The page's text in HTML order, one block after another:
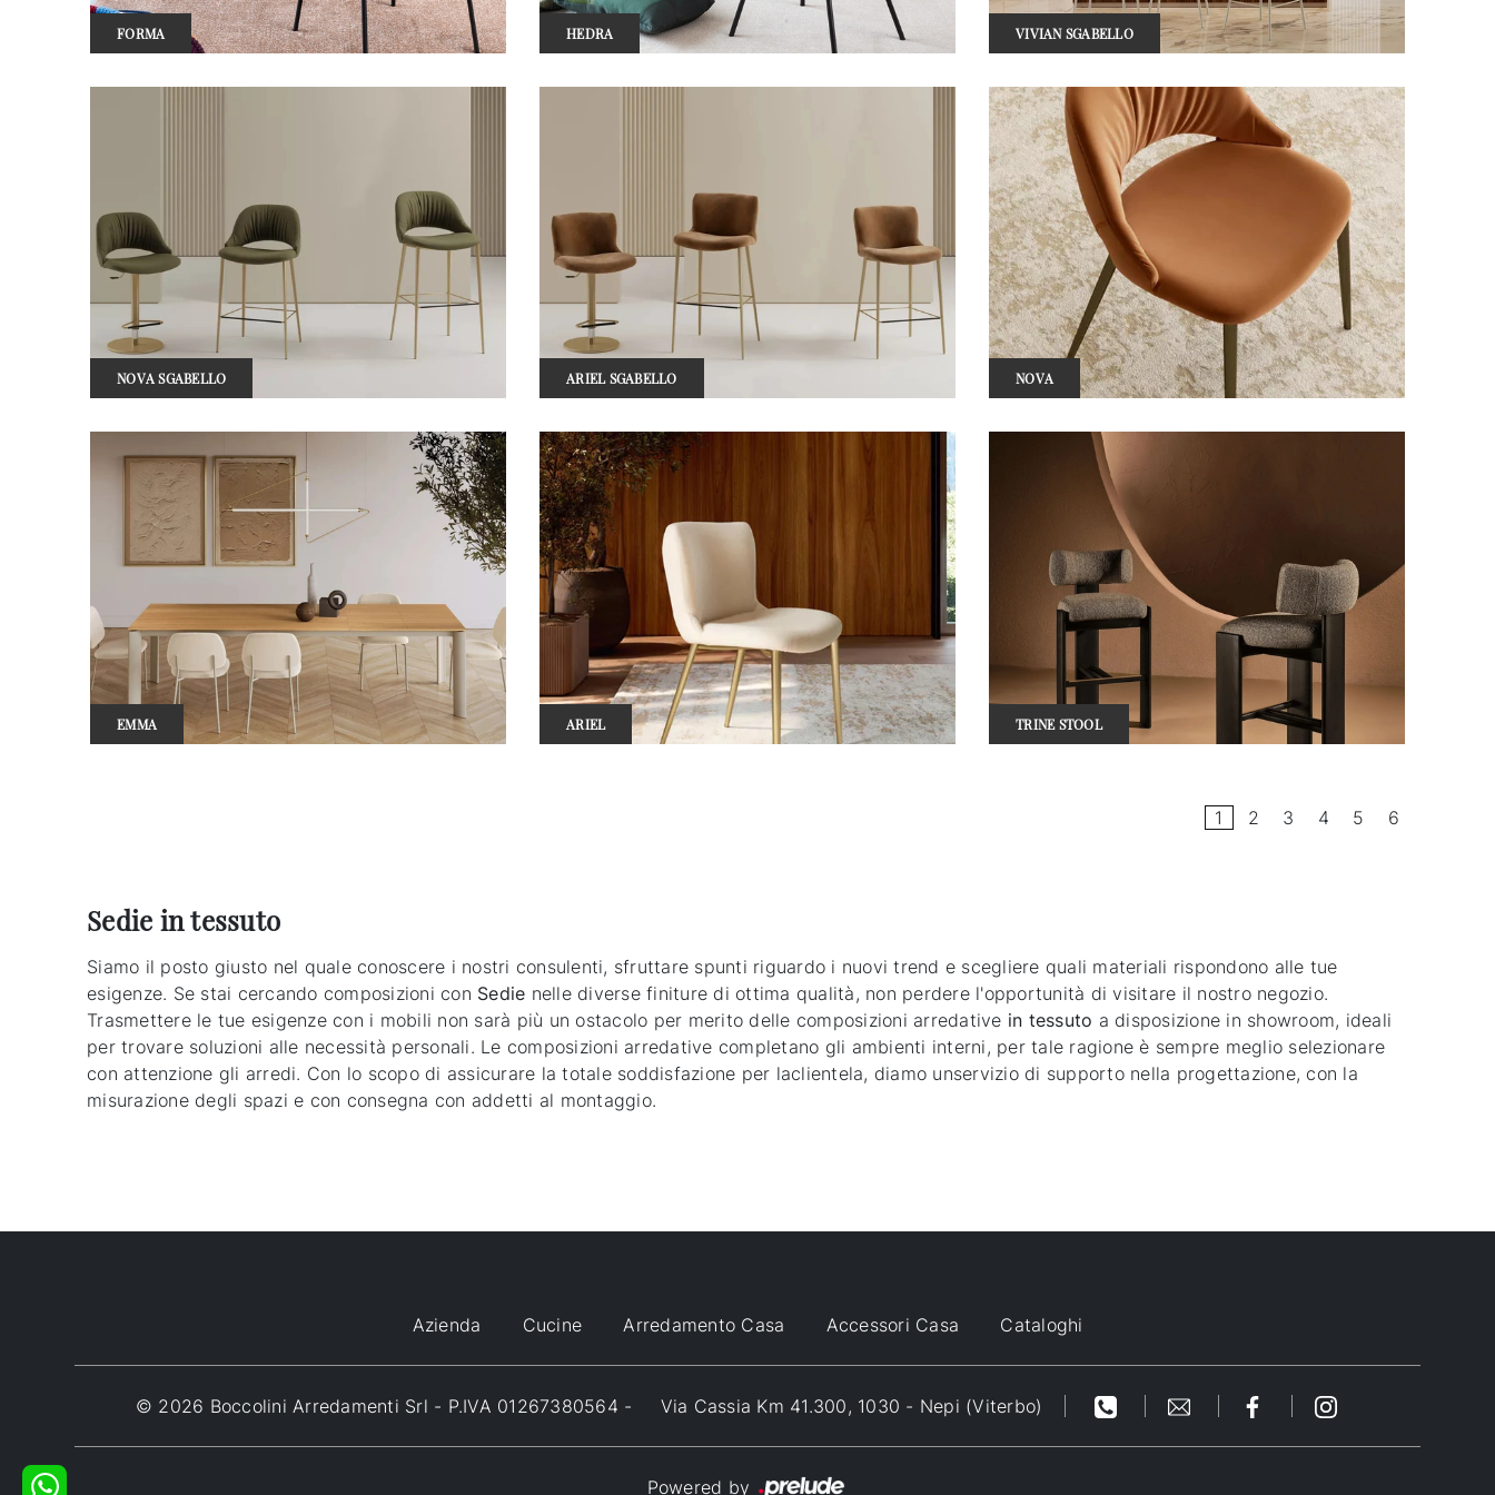
FORMA HEDRA VIVIAN SGABELLO
NOVA SGABELLO ARIEL SGABELLO NOVA
EMMA ARIEL TRINE STOOL
1 2 3 4 5 6
Sedie in tessuto
Siamo il posto giusto nel quale conoscere i nostri consulenti, sfruttare spunti riguardo i nuovi trend e scegliere quali materiali rispondono alle tue
esigenze. Se stai cercando composizioni con Sedie nelle diverse finiture di ottima qualità, non perdere l'opportunità di visitare il nostro negozio.
Trasmettere le tue esigenze con i mobili non sarà più un ostacolo per merito delle composizioni arredative in tessuto a disposizione in showroom, ideali
per trovare soluzioni alle necessità personali. Le composizioni arredative completano gli ambienti interni, per tale ragione è sempre meglio selezionare
con attenzione gli arredi. Con lo scopo di assicurare la totale soddisfazione per laclientela, diamo unservizio di supporto nella progettazione, con la
misurazione degli spazi e con consegna con addetti al montaggio.
Azienda Cucine Arredamento Casa Accessori Casa Cataloghi
© 2026 Boccolini Arredamenti Srl - P.IVA 01267380564 - Via Cassia Km 41.300, 1030 - Nepi (Viterbo)
Powered by